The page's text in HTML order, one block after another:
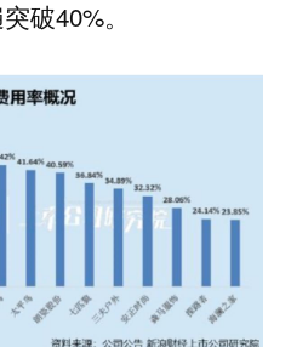
破40%。